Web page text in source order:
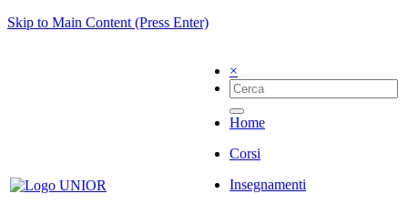
Skip to Main Content (Press Enter)
×
Home
Corsi
Insegnamenti